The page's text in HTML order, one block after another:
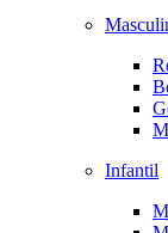
Infantil